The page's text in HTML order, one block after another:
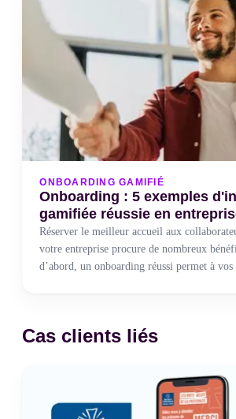
Attirez des candidats de qualité et
d'engagement et de satisfaction.
ONBOARDING GAMIFIÉ
Onboarding : 5 exemples
gamifiée réussie en
Réserver le meilleur accueil aux
votre entreprise procure de nombreux
d’abord, un onboarding réussi permet à vos
plus, une approche gamifiée basée sur les
conditions possibles lors de la prise de poste
Cas clients liés